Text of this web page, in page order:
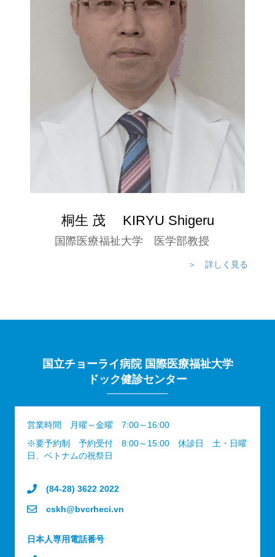
桐生 茂 KIRYU Shigeru
国際医療福祉大学 医学部教授
＞ 詳しく見る
国立チョーライ病院 国際医療福祉大学
ドック健診センター
営業時間 月曜～金曜 7:00～16:00
※要予約制 予約受付 8:00～15:00 休診日 土・日曜
日、ベトナムの祝祭日
(84-28) 3622 2022
cskh@bvcrheci.vn
日本人専用電話番号